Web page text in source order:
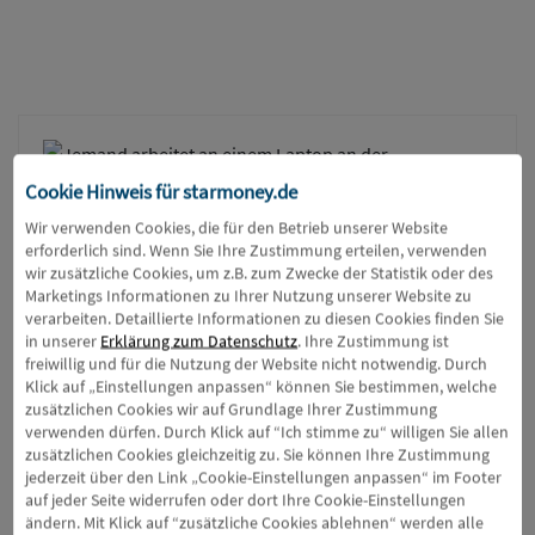
Mehr Wissen, mehr Kontrolle
Ihr StarMoney Online-Seminar
Lernen Sie, wie Sie das volle Potenzial von
StarMoney nutzen können.
Zur Seminar-Übersicht
Cookie Hinweis fürstarmoney.de
Wir verwenden Cookies, die für den Betrieb unserer Website
erforderlich sind. Wenn Sie Ihre Zustimmung erteilen, verwenden
wir zusätzliche Cookies, um z.B. zum Zwecke der Statistik oder des
Marketings Informationen zu Ihrer Nutzung unserer Website zu
verarbeiten. Detaillierte Informationen zu diesen Cookies finden Sie
in unserer Erklärung zum Datenschutz. Ihre Zustimmung ist
freiwillig und für die Nutzung der Website nicht notwendig. Durch
Klick auf „Einstellungen anpassen“ können Sie bestimmen, welche
zusätzlichen Cookies wir auf Grundlage Ihrer Zustimmung
verwenden dürfen. Durch Klick auf “Ich stimme zu“ willigen Sie allen
zusätzlichen Cookies gleichzeitig zu. Sie können Ihre Zustimmung
jederzeit über den Link „Cookie-Einstellungen anpassen“ im Footer
auf jeder Seite widerrufen oder dort Ihre Cookie-Einstellungen
ändern. Mit Klick auf “zusätzliche Cookies ablehnen“ werden alle